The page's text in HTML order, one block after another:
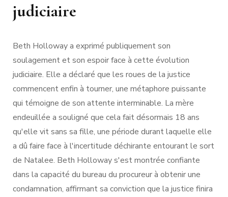
judiciaire
Beth Holloway a exprimé publiquement son
soulagement et son espoir face à cette évolution
judiciaire. Elle a déclaré que les roues de la justice
commencent enfin à tourner, une métaphore puissante
qui témoigne de son attente interminable. La mère
endeuillée a souligné que cela fait désormais 18 ans
qu'elle vit sans sa fille, une période durant laquelle elle
a dû faire face à l'incertitude déchirante entourant le sort
de Natalee. Beth Holloway s'est montrée confiante
dans la capacité du bureau du procureur à obtenir une
condamnation, affirmant sa conviction que la justice finira